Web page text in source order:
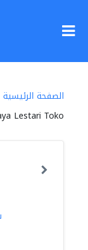
الصفحة الرئيسية
Lestari Toko